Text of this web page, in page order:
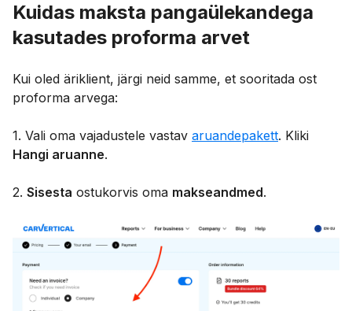
Kuidas maksta pangaülekandega
kasutades proforma arvet
Kui oled äriklient, järgi neid samme, et sooritada ost
proforma arvega:
1. Vali oma vajadustele vastav aruandepakett. Kliki
Hangi aruanne.
2. Sisesta ostukorvis oma makseandmed.